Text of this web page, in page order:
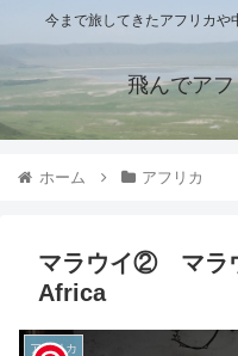
今まで旅してきたアフリカや
飛んでア
ホーム アフリカ
マラウイ② マラ
Africa
アフリカ